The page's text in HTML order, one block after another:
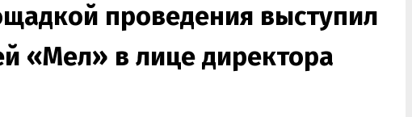
проведения выступил
«Мел» в лице директора